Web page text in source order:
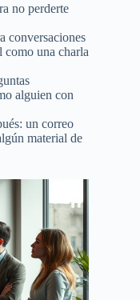
no perderte
conversaciones
como una charla
alguien con
un correo
material de